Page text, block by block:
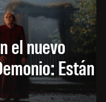
el nuevo
Están